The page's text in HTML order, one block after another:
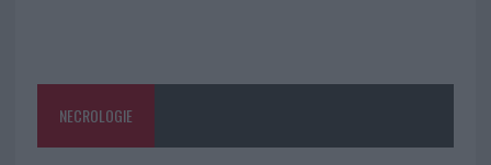
NECROLOGIE